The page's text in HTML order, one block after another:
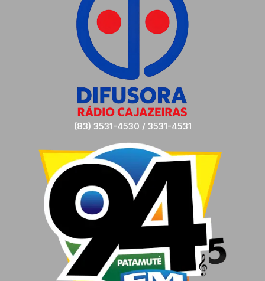
(83) 3531-4530 / 3531-4531